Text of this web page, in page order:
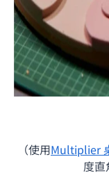
（使用Multiplier
度直